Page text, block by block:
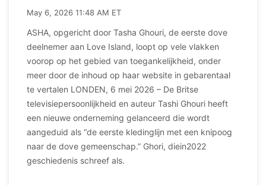
May 6, 2026 11:48 AM ET
ASHA, opgericht door Tasha Ghouri, de eerste dove
deelnemer aan Love Island, loopt op vele vlakken
voorop op het gebied van toegankelijkheid, onder
meer door de inhoud op haar website in gebarentaal
te vertalen LONDEN, 6 mei 2026 – De Britse
televisiepersoonlijkheid en auteur Tashi Ghouri heeft
een nieuwe onderneming gelanceerd die wordt
aangeduid als “de eerste kledinglijn met een knipoog
naar de dove gemeenschap.” Ghori, diein2022
geschiedenis schreef als.